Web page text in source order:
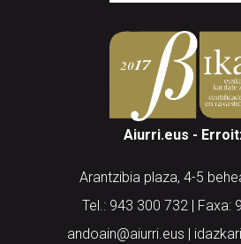
Aiurri.eus -
Arantzibia plaza, 4-5
Tel.: 943 300 732 | Faxa:
andoain@aiurri.eus |